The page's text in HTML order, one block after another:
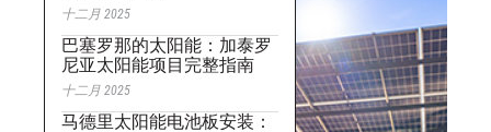
十二月 2025
巴塞罗那的太阳能：加泰罗
尼亚太阳能项目完整指南
十二月 2025
马德里太阳能电池板安装：